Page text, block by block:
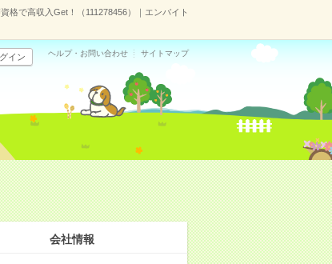
で高収入Get！（111278456）｜エンバイト
イン ヘルプ・お問い合わせ サイトマップ
会社情報